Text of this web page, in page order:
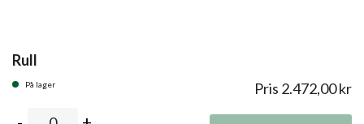
Rull
På lager Pris 2.472,00kr